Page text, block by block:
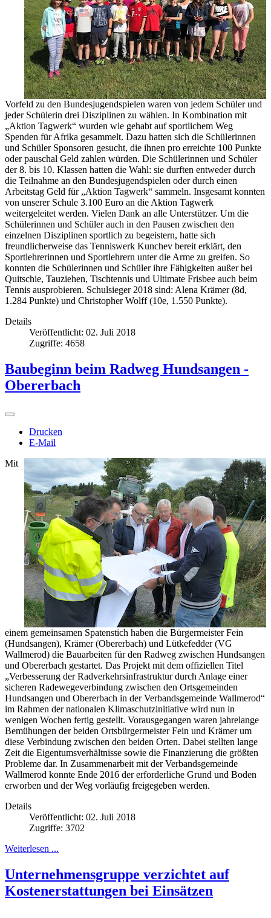
Vorfeld zu den Bundesjugendspielen waren von jedem Schüler und
jeder Schülerin drei Disziplinen zu wählen. In Kombination mit
„Aktion Tagwerk“ wurden wie gehabt auf sportlichem Weg
Spenden für Afrika gesammelt. Dazu hatten sich die Schülerinnen
und Schüler Sponsoren gesucht, die ihnen pro erreichte 100 Punkte
oder pauschal Geld zahlen würden. Die Schülerinnen und Schüler
der 8. bis 10. Klassen hatten die Wahl: sie durften entweder durch
die Teilnahme an den Bundesjugendspielen oder durch einen
Arbeitstag Geld für „Aktion Tagwerk“ sammeln. Insgesamt konnten
von unserer Schule 3.100 Euro an die Aktion Tagwerk
weitergeleitet werden. Vielen Dank an alle Unterstützer. Um die
Schülerinnen und Schüler auch in den Pausen zwischen den
einzelnen Disziplinen sportlich zu begeistern, hatte sich
freundlicherweise das Tenniswerk Kunchev bereit erklärt, den
Sportlehrerinnen und Sportlehrern unter die Arme zu greifen. So
konnten die Schülerinnen und Schüler ihre Fähigkeiten außer bei
Quitschie, Tauziehen, Tischtennis und Ultimate Frisbee auch beim
Tennis ausprobieren. Schulsieger 2018 sind: Alena Krämer (8d,
1.284 Punkte) und Christopher Wolff (10e, 1.550 Punkte).
Details
Veröffentlicht: 02. Juli 2018
Zugriffe: 4658
Baubeginn beim Radweg Hundsangen -
Obererbach
Drucken
E-Mail
Mit
einem gemeinsamen Spatenstich haben die Bürgermeister Fein
(Hundsangen), Krämer (Obererbach) und Lütkefedder (VG
Wallmerod) die Bauarbeiten für den Radweg zwischen Hundsangen
und Obererbach gestartet. Das Projekt mit dem offiziellen Titel
„Verbesserung der Radverkehrsinfrastruktur durch Anlage einer
sicheren Radewegeverbindung zwischen den Ortsgemeinden
Hundsangen und Obererbach in der Verbandsgemeinde Wallmerod“
im Rahmen der nationalen Klimaschutzinitiative wird nun in
wenigen Wochen fertig gestellt. Vorausgegangen waren jahrelange
Bemühungen der beiden Ortsbürgermeister Fein und Krämer um
diese Verbindung zwischen den beiden Orten. Dabei stellten lange
Zeit die Eigentumsverhältnisse sowie die Finanzierung die größten
Probleme dar. In Zusammenarbeit mit der Verbandsgemeinde
Wallmerod konnte Ende 2016 der erforderliche Grund und Boden
erworben und der Weg vorläufig freigegeben werden.
Details
Veröffentlicht: 02. Juli 2018
Zugriffe: 3702
Weiterlesen ...
Unternehmensgruppe verzichtet auf
Kostenerstattungen bei Einsätzen